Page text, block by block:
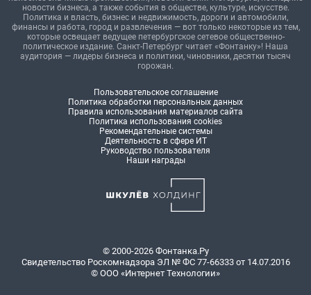
новости бизнеса, а также события в обществе, культуре, искусстве.
Политика и власть, бизнес и недвижимость, дороги и автомобили,
финансы и работа, город и развлечения — вот только некоторые из тем,
которые освещает ведущее петербургское сетевое общественно-
политическое издание. Санкт-Петербург читает «Фонтанку»! Наша
аудитория — лидеры бизнеса и политики, чиновники, десятки тысяч
горожан.
Пользовательское соглашение
Политика обработки персональных данных
Правила использования материалов сайта
Политика использования cookies
Рекомендательные системы
Деятельность в сфере ИТ
Руководство пользователя
Наши награды
© 2000-2026 Фонтанка.Ру
Свидетельство Роскомнадзора ЭЛ № ФС 77-66333 от 14.07.2016
© ООО «Интернет Технологии»